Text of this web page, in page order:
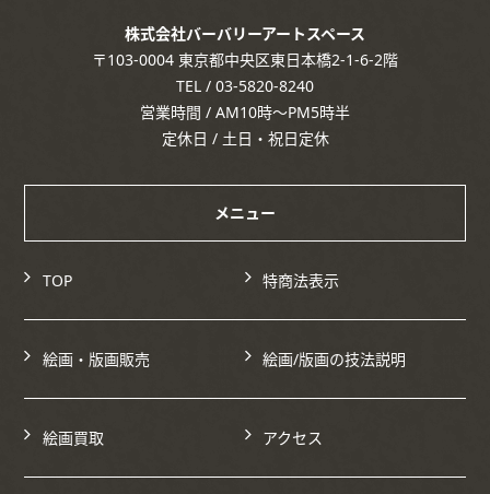
株式会社バーバリーアートスペース
〒103-0004 東京都中央区東日本橋2-1-6-2階
TEL / 03-5820-8240
営業時間 / AM10時～PM5時半
定休日 / 土日・祝日定休
メニュー
TOP 特商法表示
絵画・版画販売 絵画/版画の技法説明
絵画買取 アクセス